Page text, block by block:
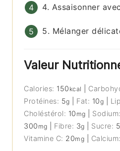
4. Assaisonner
5. Mélanger
Valeur
Calories: 150 kcal
Protéines: 5g Fat: 10g
Choléstérol: 10 mg Sodium:
300 mg Fibre: 3g Sucre:
Vitamine C: 20mg Calcium: